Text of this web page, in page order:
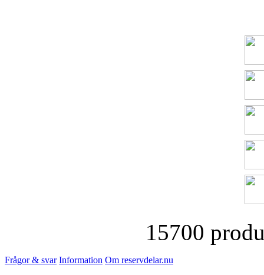
15700
Frågor & svar Information Om reservdelar.nu